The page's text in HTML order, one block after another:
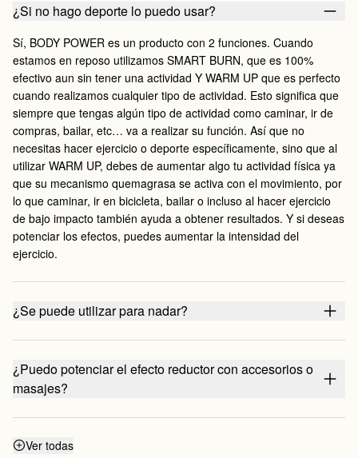
¿Si no hago deporte lo puedo usar?
Sí, BODY POWER es un producto con 2 funciones. Cuando
estamos en reposo utilizamos SMART BURN, que es 100%
efectivo aun sin tener una actividad Y WARM UP que es perfecto
cuando realizamos cualquier tipo de actividad. Esto significa que
siempre que tengas algún tipo de actividad como caminar, ir de
compras, bailar, etc… va a realizar su función. Así que no
necesitas hacer ejercicio o deporte específicamente, sino que al
utilizar WARM UP, debes de aumentar algo tu actividad física ya
que su mecanismo quemagrasa se activa con el movimiento, por
lo que caminar, ir en bicicleta, bailar o incluso al hacer ejercicio
de bajo impacto también ayuda a obtener resultados. Y si deseas
potenciar los efectos, puedes aumentar la intensidad del
ejercicio.
¿Se puede utilizar para nadar?
¿Puedo potenciar el efecto reductor con accesorios o
masajes?
¿Puedo potenciar el efecto reafirmante con masajes?
Ver todas